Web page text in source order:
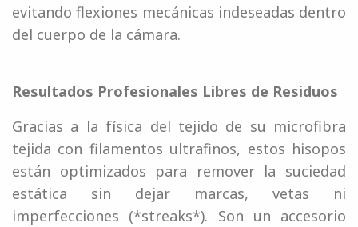
evitando flexiones mecánicas indeseadas dentro
del cuerpo de la cámara.
Resultados Profesionales Libres de Residuos
Gracias a la física del tejido de su microfibra
tejida con filamentos ultrafinos, estos hisopos
están optimizados para remover la suciedad
estática sin dejar marcas, vetas ni
imperfecciones (*streaks*). Son un accesorio